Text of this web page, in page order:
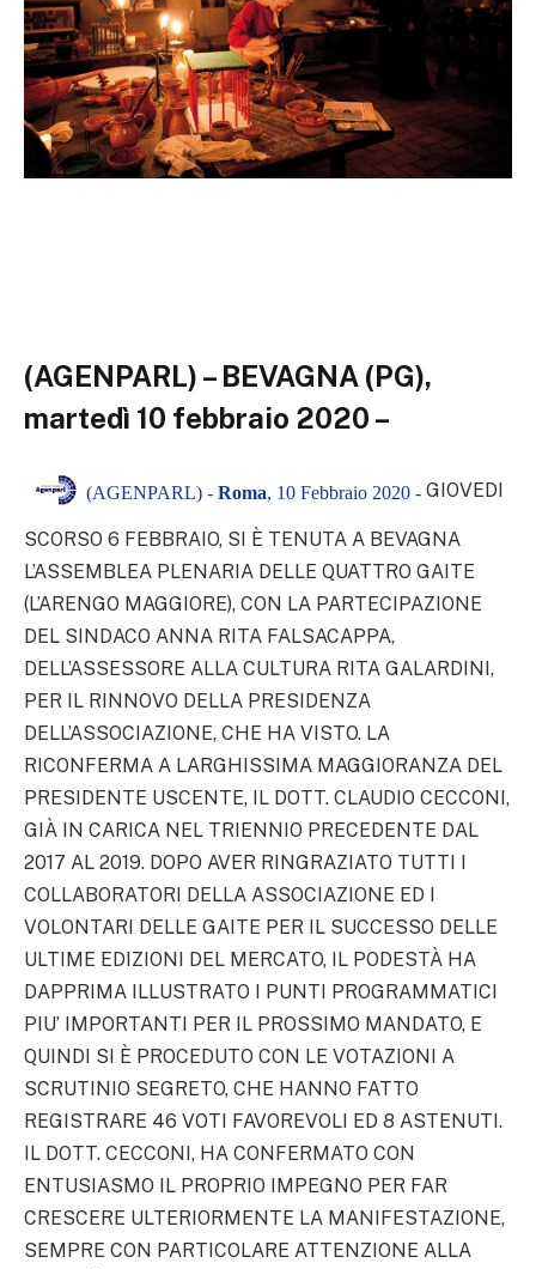
(AGENPARL) – BEVAGNA (PG),
martedì 10 febbraio 2020 –
(AGENPARL) - Roma, 10 Febbraio 2020 - GIOVEDI
SCORSO 6 FEBBRAIO, SI È TENUTA A BEVAGNA
L’ASSEMBLEA PLENARIA DELLE QUATTRO GAITE
(L’ARENGO MAGGIORE), CON LA PARTECIPAZIONE
DEL SINDACO ANNA RITA FALSACAPPA,
DELL’ASSESSORE ALLA CULTURA RITA GALARDINI,
PER IL RINNOVO DELLA PRESIDENZA
DELL’ASSOCIAZIONE, CHE HA VISTO. LA
RICONFERMA A LARGHISSIMA MAGGIORANZA DEL
PRESIDENTE USCENTE, IL DOTT. CLAUDIO CECCONI,
GIÀ IN CARICA NEL TRIENNIO PRECEDENTE DAL
2017 AL 2019. DOPO AVER RINGRAZIATO TUTTI I
COLLABORATORI DELLA ASSOCIAZIONE ED I
VOLONTARI DELLE GAITE PER IL SUCCESSO DELLE
ULTIME EDIZIONI DEL MERCATO, IL PODESTÀ HA
DAPPRIMA ILLUSTRATO I PUNTI PROGRAMMATICI
PIU’ IMPORTANTI PER IL PROSSIMO MANDATO, E
QUINDI SI È PROCEDUTO CON LE VOTAZIONI A
SCRUTINIO SEGRETO, CHE HANNO FATTO
REGISTRARE 46 VOTI FAVOREVOLI ED 8 ASTENUTI.
IL DOTT. CECCONI, HA CONFERMATO CON
ENTUSIASMO IL PROPRIO IMPEGNO PER FAR
CRESCERE ULTERIORMENTE LA MANIFESTAZIONE,
SEMPRE CON PARTICOLARE ATTENZIONE ALLA